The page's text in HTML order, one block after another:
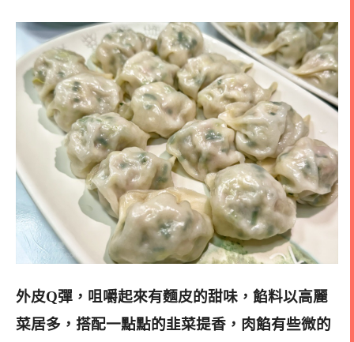
外皮Q彈，咀嚼起來有麵皮的甜味，餡料以高麗
菜居多，搭配一點點的韭菜提香，肉餡有些微的